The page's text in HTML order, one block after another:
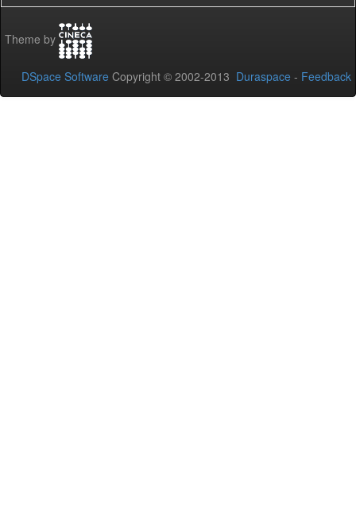
Theme by
DSpace Software Copyright © 2002-2013 Duraspace - Feedback